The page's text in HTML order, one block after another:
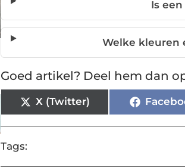
Is
Welke kleuren
Goed artikel? Deel hem dan
X (Twitter)
Tags: